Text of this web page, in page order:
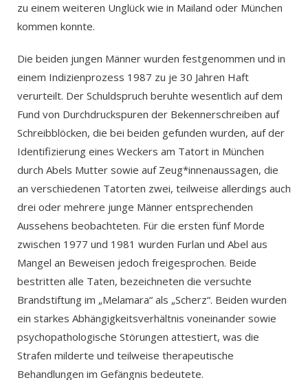
zu einem weiteren Unglück wie in Mailand oder München
kommen konnte.
Die beiden jungen Männer wurden festgenommen und in
einem Indizienprozess 1987 zu je 30 Jahren Haft
verurteilt. Der Schuldspruch beruhte wesentlich auf dem
Fund von Durchdruckspuren der Bekennerschreiben auf
Schreibblöcken, die bei beiden gefunden wurden, auf der
Identifizierung eines Weckers am Tatort in München
durch Abels Mutter sowie auf Zeug*innenaussagen, die
an verschiedenen Tatorten zwei, teilweise allerdings auch
drei oder mehrere junge Männer entsprechenden
Aussehens beobachteten. Für die ersten fünf Morde
zwischen 1977 und 1981 wurden Furlan und Abel aus
Mangel an Beweisen jedoch freigesprochen. Beide
bestritten alle Taten, bezeichneten die versuchte
Brandstiftung im „Melamara“ als „Scherz“. Beiden wurden
ein starkes Abhängigkeitsverhältnis voneinander sowie
psychopathologische Störungen attestiert, was die
Strafen milderte und teilweise therapeutische
Behandlungen im Gefängnis bedeutete.